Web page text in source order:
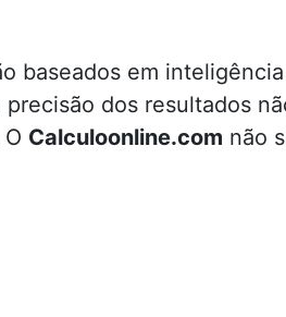
baseados em
dos resultados
Calculoonline.com não